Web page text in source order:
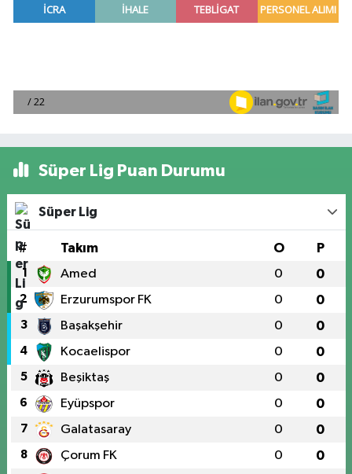
Süper Lig Puan Durumu
Süper Lig
# Takım O P
1 Amed 0 0
2 Erzurumspor FK 0 0
3 Başakşehir 0 0
4 Kocaelispor 0 0
5 Beşiktaş 0 0
6 Eyüpspor 0 0
7 Galatasaray 0 0
8 Çorum FK 0 0